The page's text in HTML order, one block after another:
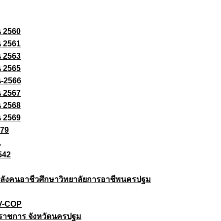
2560
2561
2563
2565
2566
2567
2568
2569
งคนอาชีวศึกษาวิทยาลัยการอาชีพนครปฐม
COP
าชการ จังหวัดนครปฐม